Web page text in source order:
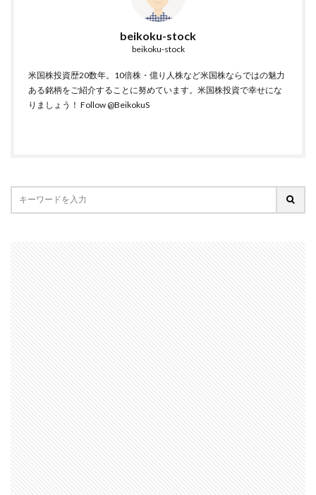
beikoku-stock
beikoku-stock
米国株投資歴20数年。10倍株・億り人株など米国株ならではの魅力
ある銘柄をご紹介することに努めています。米国株投資で幸せにな
りましょう！ Follow @BeikokuS